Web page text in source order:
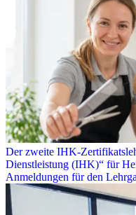
Der zweite IHK-
Dienstleistung (IHK)“ für
Anmeldungen für den